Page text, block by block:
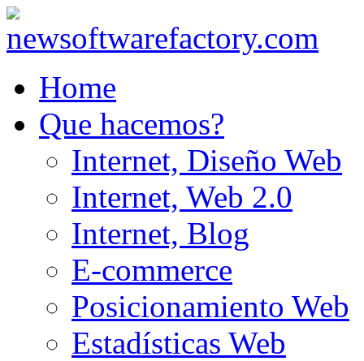
Home
Que hacemos?
Internet, Diseño Web
Internet, Web 2.0
Internet, Blog
E-commerce
Posicionamiento Web
Estadísticas Web